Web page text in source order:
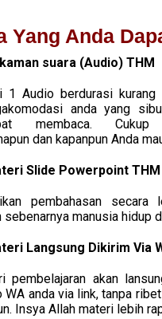
Yang Anda
suara (Audio) THM
1 Audio berdurasi
anda yang
membaca. Cukup
dan kapanpun Anda
Slide Powerpoint THM
pembahasan secara
sebenarnya manusia hidup
Langsung Dikirim Via
pembelajaran akan
WA anda via link, tanpa
Insya Allah materi lebih